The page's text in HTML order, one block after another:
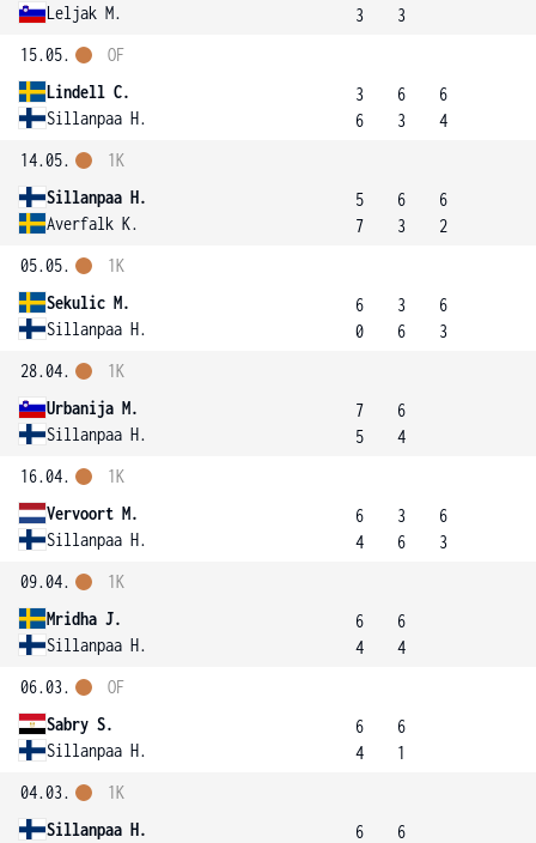
Leljak M.
3
3
15.05.
Lindell C.
Sillanpaa H.
OF
3
6
6
3
6
4
14.05.
Sillanpaa H.
Averfalk K.
1K
5
7
6
3
6
2
05.05.
Sekulic M.
Sillanpaa H.
1K
6
0
3
6
6
3
28.04.
Urbanija M.
Sillanpaa H.
1K
7
5
6
4
16.04.
Vervoort M.
Sillanpaa H.
1K
6
4
3
6
6
3
09.04.
Mridha J.
Sillanpaa H.
1K
6
4
6
4
06.03.
Sabry S.
Sillanpaa H.
OF
6
4
6
1
04.03.
Sillanpaa H.
1K
6
6